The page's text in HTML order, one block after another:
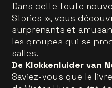
Dans cette toute
Stories », vous
surprenants et
les groupes qui se
salles.
De Klokkenluider van
Saviez-vous que le